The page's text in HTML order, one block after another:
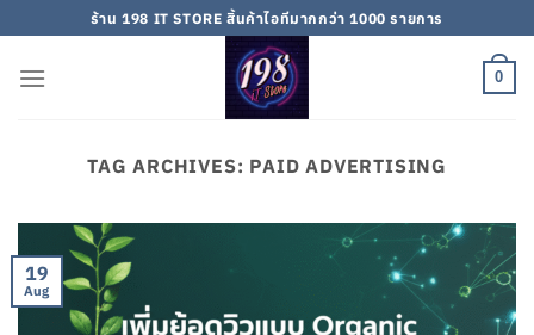
to
content
ร้าน 198 IT STORE สิ้นค้าไอทีมากกว่า 1000 รายการ
0
TAG ARCHIVES: PAID ADVERTISING
19
Aug